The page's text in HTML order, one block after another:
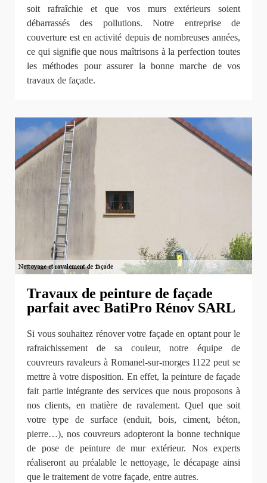
soit rafraîchie et que vos murs extérieurs soient
débarrassés des pollutions. Notre entreprise de
couverture est en activité depuis de nombreuses années,
ce qui signifie que nous maîtrisons à la perfection toutes
les méthodes pour assurer la bonne marche de vos
travaux de façade.
Travaux de peinture de façade
parfait avec BatiPro Rénov SARL
Si vous souhaitez rénover votre façade en optant pour le
rafraichissement de sa couleur, notre équipe de
couvreurs ravaleurs à Romanel-sur-morges 1122 peut se
mettre à votre disposition. En effet, la peinture de façade
fait partie intégrante des services que nous proposons à
nos clients, en matière de ravalement. Quel que soit
votre type de surface (enduit, bois, ciment, béton,
pierre…), nos couvreurs adopteront la bonne technique
de pose de peinture de mur extérieur. Nos experts
réaliseront au préalable le nettoyage, le décapage ainsi
que le traitement de votre façade, entre autres.